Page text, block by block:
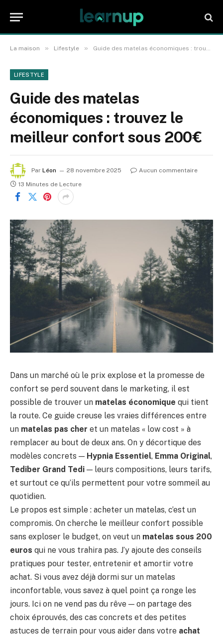
La maison » Lifestyle » Guide des matelas économiques : trouvez le meilleur confort sous 200€
LIFESTYLE
Guide des matelas
économiques : trouvez le
meilleur confort sous 200€
Par Léon 28 novembre 2025
Aucun commentaire
13 Minutes de Lecture
Dans un marché où le prix explose et la promesse de
confort se perd souvent dans le marketing, il est
possible de trouver un matelas économique qui tient
la route. Ce guide creuse les vraies différences entre
un matelas pas cher et un matelas « low cost » à
remplacer au bout de deux ans. On y décortique des
modèles concrets — Hypnia Essentiel, Emma Original,
Tediber Grand Tedi — leurs compositions, leurs tarifs,
et surtout ce qu’ils permettent pour votre sommeil au
quotidien.
Le propos est simple : acheter un matelas, c’est un
compromis. On cherche le meilleur confort possible
sans exploser le budget, on veut un matelas sous 200
euros qui ne vous trahira pas. J’y ajoute des conseils
pratiques pour tester, entretenir et amortir votre
achat. Si vous avez déjà dormi sur un matelas
inconfortable, vous savez à quel point ça ronge les
jours. Ici on ne vend pas du rêve — on partage des
choix éprouvés, des cas concrets et des petites
astuces de terrain pour vous aider dans votre achat